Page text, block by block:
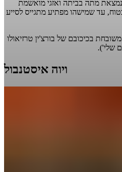
מתה בביתה ואזגי מואשמת
עד שמישהו מפתיע מתגייס לסייע
בכיכובם של בורצ'ין טרזיאולו
שלי').
ויוה איסטנבול